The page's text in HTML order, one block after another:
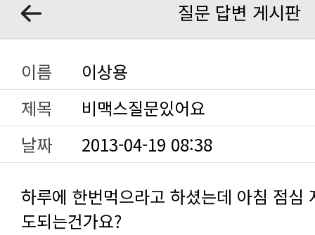
질문 답변 게시판
이름
이상용
제목
비맥스질문있어요
날짜
2013-04-19 08:38
도되는건가요?